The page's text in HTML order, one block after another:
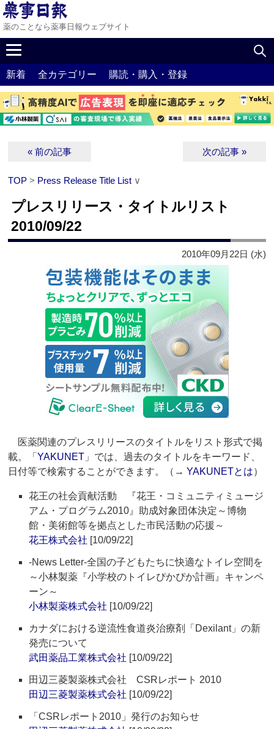
薬のことなら薬事日報ウェブサイト
新着 全カテゴリー 購読・購入・登録
« 前の記事 次の記事 »
TOP > Press Release Title List ∨
プレスリリース・タイトルリスト
2010/09/22
2010年09月22日 (水)
医薬関連のプレスリリースのタイトルをリスト形式で掲
載。「YAKUNET 」では、過去のタイトルをキーワード、
日付等で検索することができます。（→YAKUNETとは）
花王の社会貢献活動 『花王・コミュニティミュージ
アム・プログラム2010』助成対象団体決定～博物
館・美術館等を拠点とした市民活動の応援～
花王株式会社 [10/09/22]
-News Letter-全国の子どもたちに快適なトイレ空間を
～小林製薬『小学校のトイレぴかぴか計画』キャンペ
ーン～
小林製薬株式会社 [10/09/22]
カナダにおける逆流性食道炎治療剤「Dexilant」の新
発売について
武田薬品工業株式会社 [10/09/22]
田辺三菱製薬株式会社 CSRレポート 2010
田辺三菱製薬株式会社 [10/09/22]
「CSRレポート2010」発行のお知らせ